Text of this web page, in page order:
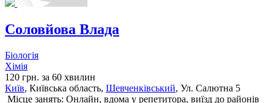
Соловйова Влада
Біологія
Хімія
120 грн. за 60 хвилин
Київ, Київська область, Шевченківський, Ул. Салютна 5
Місце занять: Онлайн, вдома у репетитора, виїзд до районів